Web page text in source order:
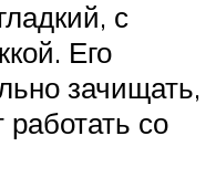
с
Его
зачищать,
со